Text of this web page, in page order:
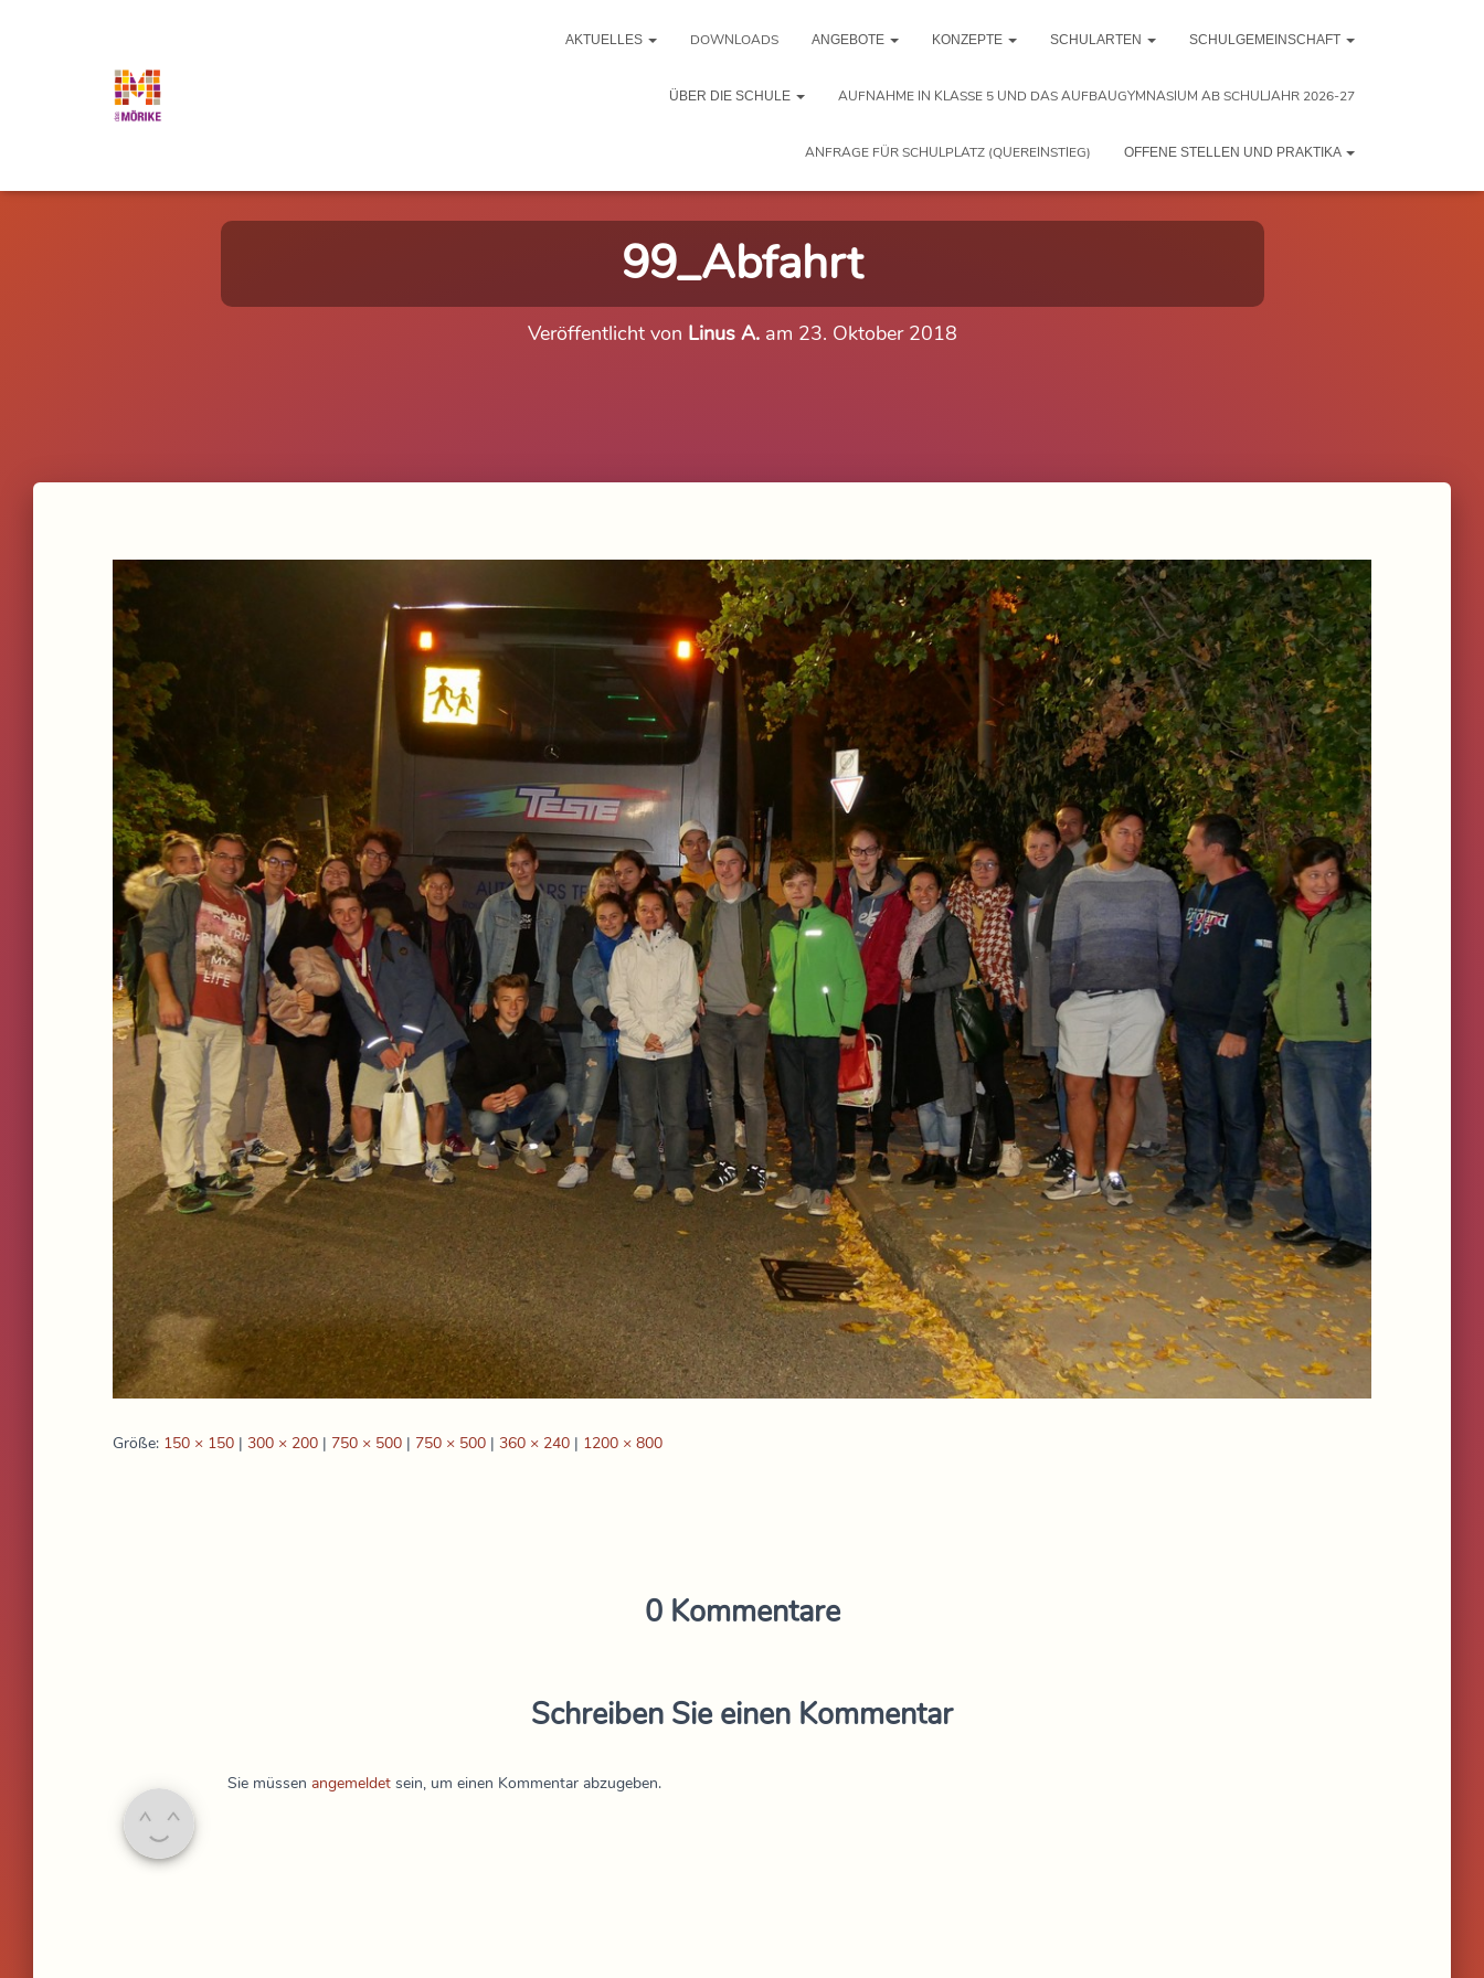
AKTUELLES DOWNLOADS ANGEBOTE KONZEPTE SCHULARTEN SCHULGEMEINSCHAFT
ÜBER DIE SCHULE AUFNAHME IN KLASSE 5 UND DAS AUFBAUGYMNASIUM AB SCHULJAHR 2026-27
ANFRAGE FÜR SCHULPLATZ (QUEREINSTIEG) OFFENE STELLEN UND PRAKTIKA
99_Abfahrt
Veröffentlicht von Linus A.am 23. Oktober 2018
Größe: 150 × 150 | 300 × 200 | 750 × 500 | 750 × 500 | 360 × 240 | 1200 × 800
0 Kommentare
Schreiben Sie einen Kommentar
Sie müssen angemeldet sein, um einen Kommentar abzugeben.